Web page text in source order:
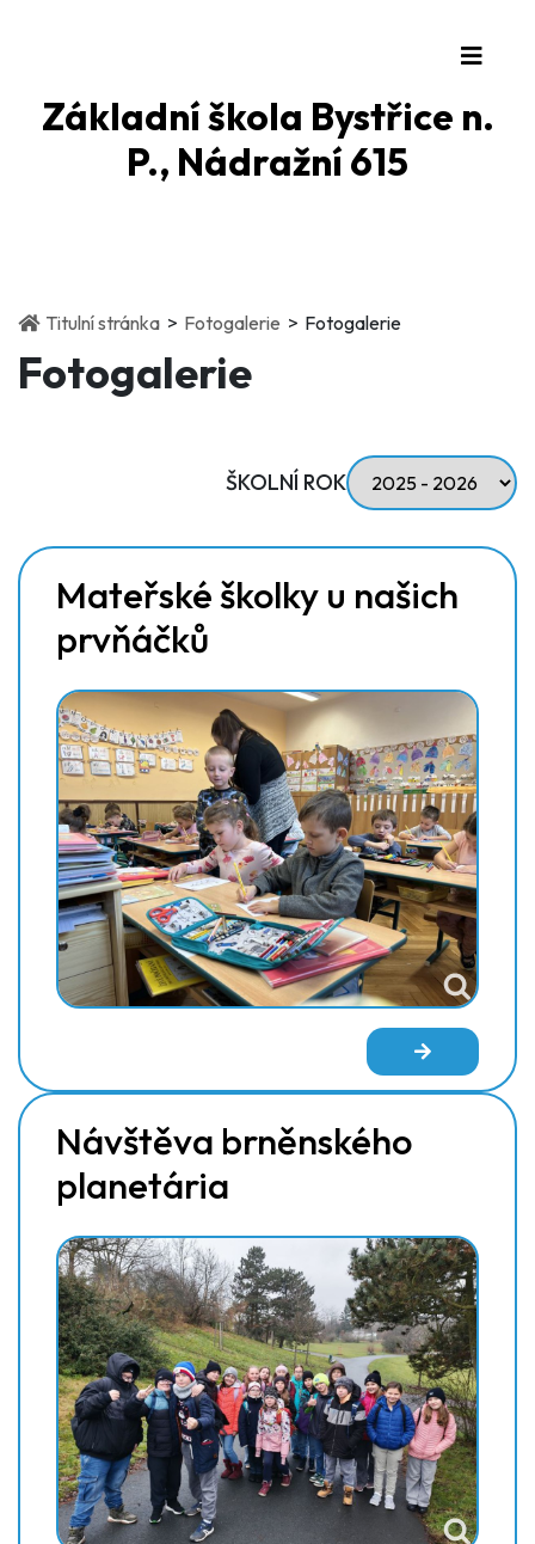
Základní škola Bystřice n.
P., Nádražní 615
Titulní stránka(current)
Fotogalerie (current)
Fotogalerie
Fotogalerie
ŠKOLNÍ ROK
Mateřské školky u našich
prvňáčků
Návštěva brněnského
planetária